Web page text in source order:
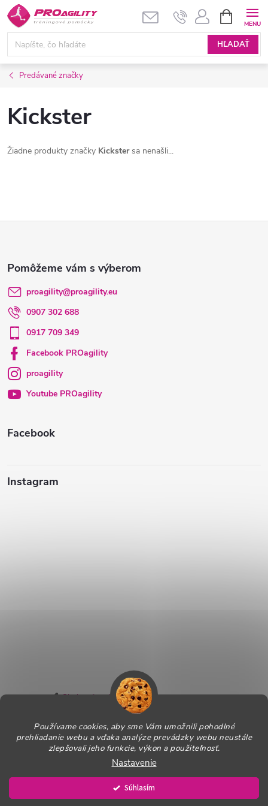
Používame cookies, aby sme Vám umožnili pohodlné
prehliadanie webu a vďaka analýze prevádzky webu neustále
zlepšovali jeho funkcie, výkon a použiteľnosť.
Nastavenie
Súhlasím
Prejsť
na
obsah
HĽADAŤ
KOŠÍK
Predávané značky
Kickster
Žiadne produkty značky Kickstersa nenašli...
á
p
ä
Facebook
Instagram
Sledovať na Instagrame
Informácie pre Vás
proagility@proagility.eu
0907 302 688
0917 709 349
Facebook PROagility
proagility
Youtube PROagility
Upraviť nastavenie cookies